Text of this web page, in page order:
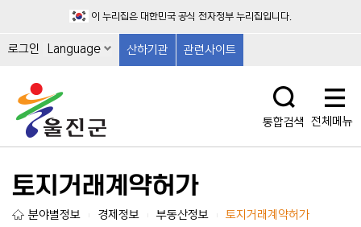
이 누리집은 대한민국 공식 전자정부 누리집입니다.
로그인 Language 산하기관 관련사이트
통합검색 전체메뉴
토지거래계약허가
분야별정보 경제정보 부동산정보 토지거래계약허가